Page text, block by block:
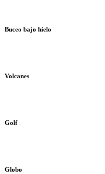
Buceo bajo hielo
Volcanes
Golf
Globo